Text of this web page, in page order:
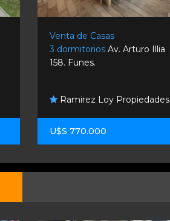
Venta de Casas
3 dormitoriosAv. Arturo Illia
158. Funes.
Ramirez Loy Propiedades
U$S 770.000